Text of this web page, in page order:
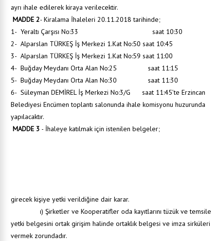
ayrı ihale edilerek kiraya verilecektir.
MADDE 2- Kiralama İhaleleri 20.11.2018 tarihinde;
1- Yeraltı Çarşısı No:33 saat 10:30
2- Alparslan TÜRKEŞ İş Merkezi 1.Kat No:50 saat 10:45
3- Alparslan TÜRKEŞ İş Merkezi 1.Kat No:59 saat 11:00
4- Buğday Meydanı Orta Alan No:25 saat 11:15
5- Buğday Meydanı Orta Alan No:30 saat 11:30
6- Süleyman DEMİREL İş Merkezi No:3/G saat 11:45’te Erzincan
Belediyesi Encümen toplantı salonunda ihale komisyonu huzurunda
yapılacaktır.
MADDE 3 - İhaleye katılmak için istenilen belgeler;
girecek kişiye yetki verildiğine dair karar.
ı) Şirketler ve Kooperatifler oda kayıtlarını tüzük ve temsile
yetki belgesini ortak girişim halinde ortaklık belgesi ve imza sirküleri
vermek zorundadır.